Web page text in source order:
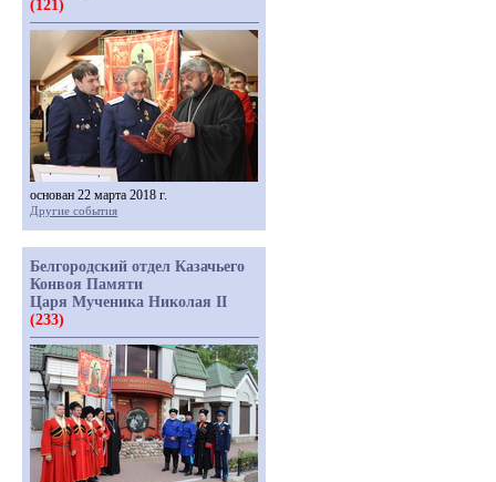
(121)
основан 22 марта 2018 г.
Другие события
Белгородский отдел Казачьего
Конвоя Памяти
Царя Мученика Николая II
(233)